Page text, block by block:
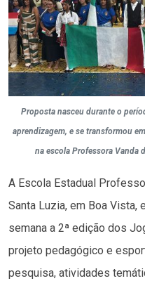
Proposta nasceu durante o
aprendizagem, e se transformou
na escola Professora Vanda
A Escola Estadual
Santa Luzia, em Boa Vista,
semana a 2ª edição dos
projeto pedagógico e
pesquisa, atividades